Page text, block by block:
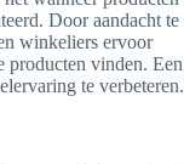
Door aandacht te
winkeliers ervoor
producten vinden. Een
te verbeteren.